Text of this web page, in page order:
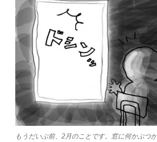
もうだいぶ前、2月のことです。窓に何かぶつ